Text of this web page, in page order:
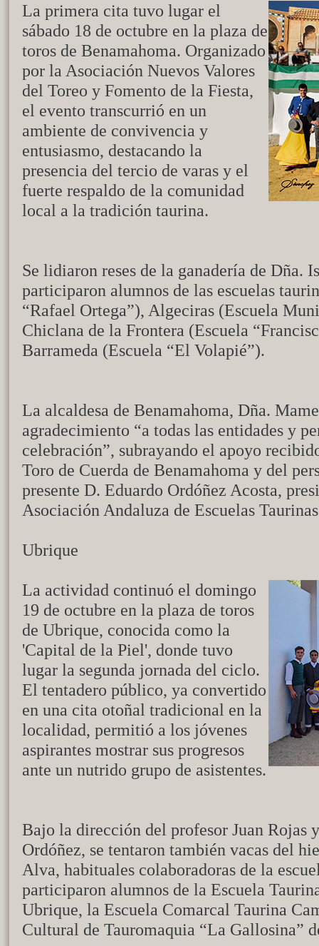
La primera cita tuvo lugar el
sábado 18 de octubre en la plaza de
toros de Benamahoma. Organizado
por la Asociación Nuevos Valores
del Toreo y Fomento de la Fiesta,
el evento transcurrió en un
ambiente de convivencia y
entusiasmo, destacando la
presencia del tercio de varas y el
fuerte respaldo de la comunidad
local a la tradición taurina.
Se lidiaron reses de la ganadería de Dña.
participaron alumnos de las escuelas
“Rafael Ortega”), Algeciras (Escuela
Chiclana de la Frontera (Escuela
Barrameda (Escuela “El Volapié”).
La alcaldesa de Benamahoma, Dña.
agradecimiento “a todas las entidades y
celebración”, subrayando el apoyo
Toro de Cuerda de Benamahoma y del
presente D. Eduardo Ordóñez Acosta,
Asociación Andaluza de Escuelas
Ubrique
La actividad continuó el domingo
19 de octubre en la plaza de toros
de Ubrique, conocida como la
'Capital de la Piel', donde tuvo
lugar la segunda jornada del ciclo.
El tentadero público, ya convertido
en una cita otoñal tradicional en la
localidad, permitió a los jóvenes
aspirantes mostrar sus progresos
ante un nutrido grupo de asistentes.
Bajo la dirección del profesor Juan Rojas
Ordóñez, se tentaron también vacas del
Alva, habituales colaboradoras de la
participaron alumnos de la Escuela
Ubrique, la Escuela Comarcal Taurina
Cultural de Tauromaquia “La Gallosina”